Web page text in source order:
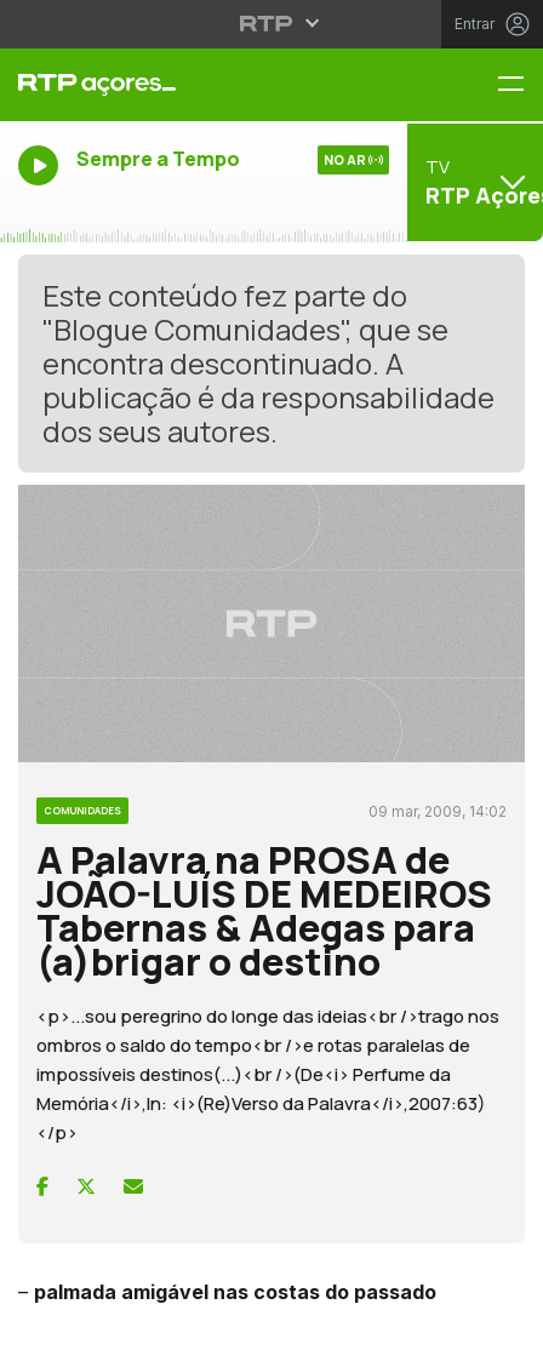
Entrar
Sempre a Tempo NO AR TV
RTP
Este conteúdo fez parte do
"Blogue Comunidades", que se
encontra descontinuado. A
publicação é da responsabilidade
dos seus autores.
COMUNIDADES 09 mar, 2009, 14:02
A Palavra na PROSA de
JOÃO-LUÍS DE MEDEIROS
Tabernas & Adegas para
(a)brigar o destino
<p>...sou peregrino do longe das ideias<br />trago nos
ombros o saldo do tempo<br />e rotas paralelas de
impossíveis destinos(...)<br />(De<i> Perfume da
Memória</i>,In: <i>(Re)Verso da Palavra</i>,2007:63)
</p>
– palmada amigável nas costas do passado